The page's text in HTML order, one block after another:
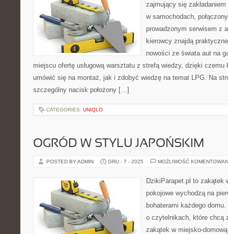
zajmujący się
w samochodach,
prowadzonym serwisem z
kierowcy znajdą
nowości ze świata aut na
miejscu ofertę usługową warsztatu z strefą wiedzy, dzięki czemu
umówić się na montaż, jak i zdobyć wiedzę na temat LPG. Na
szczególny nacisk położony […]
CATEGORIES: UNIQLO
OGRÓD W STYLU JAPOŃSKIM
POSTED BY ADMIN GRU - 7 - 2025 MOŻLIWOŚĆ
DzikiParapet.pl to zakątek
pokojowe wychodzą na
bohaterami każdego
o czytelnikach, które chcą
zakątek w miejsko-